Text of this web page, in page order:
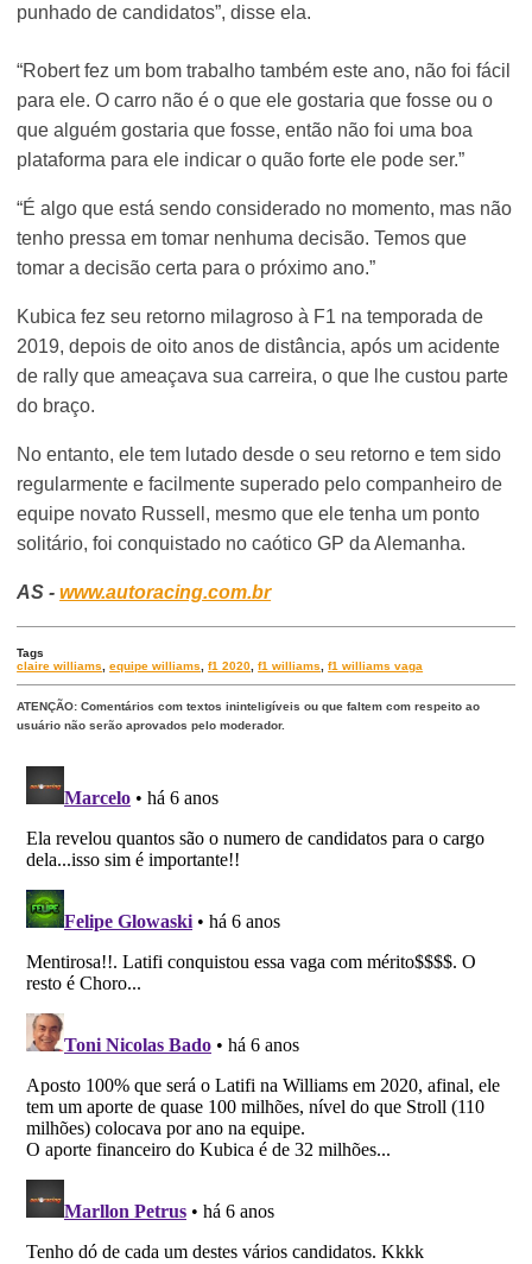
punhado de candidatos”, disse ela.
“Robert fez um bom trabalho também este ano, não foi fácil
para ele. O carro não é o que ele gostaria que fosse ou o
que alguém gostaria que fosse, então não foi uma boa
plataforma para ele indicar o quão forte ele pode ser.”
“É algo que está sendo considerado no momento, mas não
tenho pressa em tomar nenhuma decisão. Temos que
tomar a decisão certa para o próximo ano.”
Kubica fez seu retorno milagroso à F1 na temporada de
2019, depois de oito anos de distância, após um acidente
de rally que ameaçava sua carreira, o que lhe custou parte
do braço.
No entanto, ele tem lutado desde o seu retorno e tem sido
regularmente e facilmente superado pelo companheiro de
equipe novato Russell, mesmo que ele tenha um ponto
solitário, foi conquistado no caótico GP da Alemanha.
AS -www.autoracing.com.br
Tags
claire williams
,equipe williams ,f1 2020 ,f1 williams ,f1 williams vaga
ATENÇÃO: Comentários com textos ininteligíveis ou que faltem com respeito ao
usuário não serão aprovados pelo moderador.